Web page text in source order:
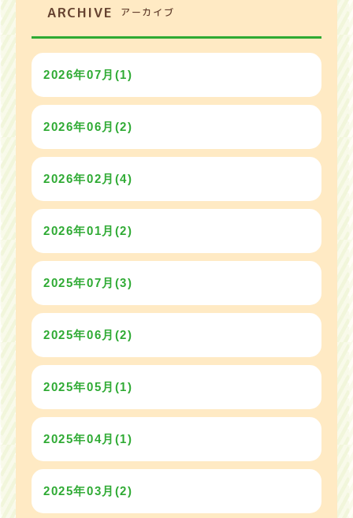
ARCHIVE アーカイブ
2026年07月(1)
2026年06月(2)
2026年02月(4)
2026年01月(2)
2025年07月(3)
2025年06月(2)
2025年05月(1)
2025年04月(1)
2025年03月(2)